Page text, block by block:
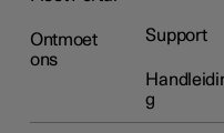
Ontmoet
ons
Support
g